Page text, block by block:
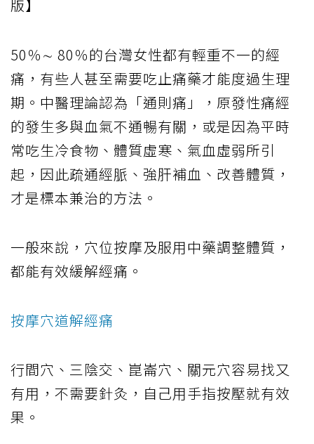
版】
50％∼ 80％的台灣女性都有輕重不一的經
痛，有些人甚至需要吃止痛藥才能度過生理
期。中醫理論認為「通則痛」，原發性痛經
的發生多與血氣不通暢有關，或是因為平時
常吃生冷食物、體質虛寒、氣血虛弱所引
起，因此疏通經脈、強肝補血、改善體質，
才是標本兼治的方法。
一般來說，穴位按摩及服用中藥調整體質，
都能有效緩解經痛。
按摩穴道解經痛
行間穴、三陰交、崑崙穴、關元穴容易找又
有用，不需要針灸，自己用手指按壓就有效
果。